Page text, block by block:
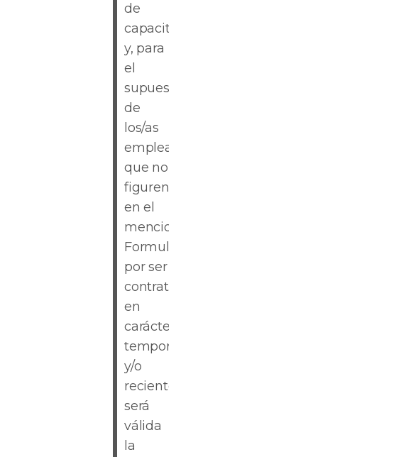
de
capacitación
y, para
el
supuesto
de
los/as
empleados/as
que no
figuren
en el
mencionado
Formulario
por ser
contratados
en
carácter
temporal
y/o
reciente,
será
válida
la